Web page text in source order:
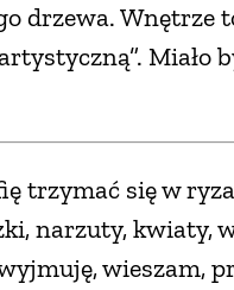
drzewa.
Miało
trzymać się w
narzuty, kwiaty,
wieszam,